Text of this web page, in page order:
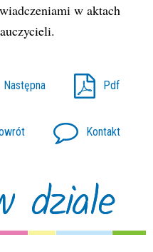
w aktach
Następna Pdf
Kontakt
dziale